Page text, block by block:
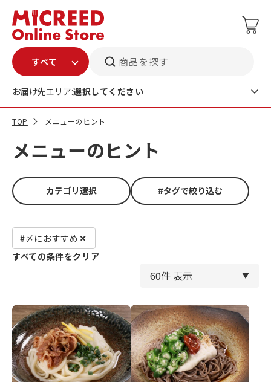
商品を探す
お届け先エリア:選択してください
TOP メニューのヒント
メニューのヒント
カテゴリ選択 #タグで絞り込む
#〆におすすめ
すべての条件をクリア